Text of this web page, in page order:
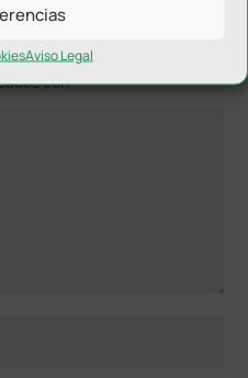
Aviso Legal
no será publicada.
con*